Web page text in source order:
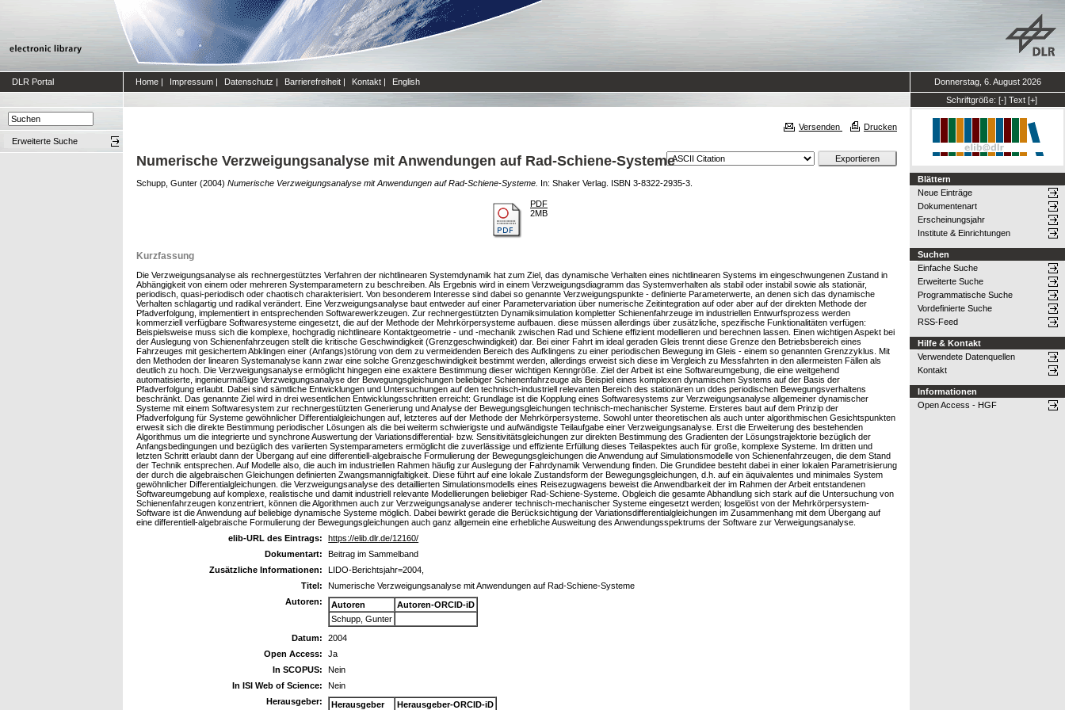
DLR Portal Home | Impressum | Datenschutz | Barrierefreiheit | Kontakt | English
Donnerstag, 6. August 2026
Schriftgröße: [-] Text [+]
Erweiterte Suche
Versenden Drucken
Numerische Verzweigungsanalyse mit Anwendungen auf Rad-Schiene-Systeme
Schupp, Gunter (2004) Numerische Verzweigungsanalyse mit Anwendungen auf Rad-Schiene-Systeme. In: Shaker Verlag. ISBN 3-8322-2935-3.
PDF
2MB
Kurzfassung
Die Verzweigungsanalyse als rechnergestütztes Verfahren der nichtlinearen Systemdynamik hat zum Ziel, das dynamische Verhalten eines nichtlinearen Systems im eingeschwungenen Zustand in
Abhängigkeit von einem oder mehreren Systemparametern zu beschreiben. Als Ergebnis wird in einem Verzweigungsdiagramm das Systemverhalten als stabil oder instabil sowie als stationär,
periodisch, quasi-periodisch oder chaotisch charakterisiert. Von besonderem Interesse sind dabei so genannte Verzweigungspunkte - definierte Parameterwerte, an denen sich das dynamische
Verhalten schlagartig und radikal verändert. Eine Verzweigungsanalyse baut entweder auf einer Parametervariation über numerische Zeitintegration auf oder aber auf der direkten Methode der
Pfadverfolgung, implementiert in entsprechenden Softwarewerkzeugen. Zur rechnergestützten Dynamiksimulation kompletter Schienenfahrzeuge im industriellen Entwurfsprozess werden
kommerziell verfügbare Softwaresysteme eingesetzt, die auf der Methode der Mehrkörpersysteme aufbauen. diese müssen allerdings über zusätzliche, spezifische Funktionalitäten verfügen:
Beispielsweise muss sich die komplexe, hochgradig nichtlineare Kontaktgeometrie - und -mechanik zwischen Rad und Schiene effizient modellieren und berechnen lassen. Einen wichtigen Aspekt bei
der Auslegung von Schienenfahrzeugen stellt die kritische Geschwindigkeit (Grenzgeschwindigkeit) dar. Bei einer Fahrt im ideal geraden Gleis trennt diese Grenze den Betriebsbereich eines
Fahrzeuges mit gesichertem Abklingen einer (Anfangs)störung von dem zu vermeidenden Bereich des Aufklingens zu einer periodischen Bewegung im Gleis - einem so genannten Grenzzyklus. Mit
den Methoden der linearen Systemanalyse kann zwar eine solche Grenzgeschwindigkeit bestimmt werden, allerdings erweist sich diese im Vergleich zu Messfahrten in den allermeisten Fällen als
deutlich zu hoch. Die Verzweigungsanalyse ermöglicht hingegen eine exaktere Bestimmung dieser wichtigen Kenngröße. Ziel der Arbeit ist eine Softwareumgebung, die eine weitgehend
automatisierte, ingenieurmäßige Verzweigungsanalyse der Bewegungsgleichungen beliebiger Schienenfahrzeuge als Beispiel eines komplexen dynamischen Systems auf der Basis der
Pfadverfolgung erlaubt. Dabei sind sämtliche Entwicklungen und Untersuchungen auf den technisch-industriell relevanten Bereich des stationären un ddes periodischen Bewegungsverhaltens
beschränkt. Das genannte Ziel wird in drei wesentlichen Entwicklungsschritten erreicht: Grundlage ist die Kopplung eines Softwaresystems zur Verzweigungsanalyse allgemeiner dynamischer
Systeme mit einem Softwaresystem zur rechnergestützten Generierung und Analyse der Bewegungsgleichungen technisch-mechanischer Systeme. Ersteres baut auf dem Prinzip der
Pfadverfolgung für Systeme gewöhnlicher Differentialgleichungen auf, letzteres auf der Methode der Mehrkörpersysteme. Sowohl unter theoretischen als auch unter algorithmischen Gesichtspunkten
erwesit sich die direkte Bestimmung periodischer Lösungen als die bei weiterm schwierigste und aufwändigste Teilaufgabe einer Verzweigungsanalyse. Erst die Erweiterung des bestehenden
Algorithmus um die integrierte und synchrone Auswertung der Variationsdifferential- bzw. Sensitivitätsgleichungen zur direkten Bestimmung des Gradienten der Lösungstrajektorie bezüglich der
Anfangsbedingungen und bezüglich des variierten Systemparameters ermöglicht die zuverlässige und effiziente Erfüllung dieses Teilaspektes auch für große, komplexe Systeme. Im dritten und
letzten Schritt erlaubt dann der Übergang auf eine differentiell-algebraische Formulierung der Bewegungsgleichungen die Anwendung auf Simulationsmodelle von Schienenfahrzeugen, die dem Stand
der Technik entsprechen. Auf Modelle also, die auch im industriellen Rahmen häufig zur Auslegung der Fahrdynamik Verwendung finden. Die Grundidee besteht dabei in einer lokalen Parametrisierung
der durch die algebraischen Gleichungen definierten Zwangsmannigfaltigkeit. Diese führt auf eine lokale Zustandsform der Bewegungsgleichungen, d.h. auf ein äquivalentes und minimales System
gewöhnlicher Differentialgleichungen. die Verzweigungsanalyse des detaillierten Simulationsmodells eines Reisezugwagens beweist die Anwendbarkeit der im Rahmen der Arbeit entstandenen
Softwareumgebung auf komplexe, realistische und damit industriell relevante Modellierungen beliebiger Rad-Schiene-Systeme. Obgleich die gesamte Abhandlung sich stark auf die Untersuchung von
Schienenfahrzeugen konzentriert, können die Algorithmen auch zur Verzweigungsanalyse anderer technisch-mechanischer Systeme eingesetzt werden; losgelöst von der Mehrkörpersystem-
Software ist die Anwendung auf beliebige dynamische Systeme möglich. Dabei bewirkt gerade die Berücksichtigung der Variationsdifferentialgleichungen im Zusammenhang mit dem Übergang auf
eine differentiell-algebraische Formulierung der Bewegungsgleichungen auch ganz allgemein eine erhebliche Ausweitung des Anwendungsspektrums der Software zur Verweigungsanalyse.
elib-URL des Eintrags:
https://elib.dlr.de/12160/
Dokumentart:
Beitrag im Sammelband
Zusätzliche Informationen:
LIDO-Berichtsjahr=2004,
Titel:
Numerische Verzweigungsanalyse mit Anwendungen auf Rad-Schiene-Systeme
Autoren:
Autoren
Autoren-ORCID-iD
Schupp, Gunter
Datum:
2004
Open Access:
Ja
In SCOPUS:
Nein
In ISI Web of Science:
Nein
Herausgeber:
Herausgeber Herausgeber-ORCID-iD
Blättern
Neue Einträge
Dokumentenart
Erscheinungsjahr
Institute & Einrichtungen
Suchen
Einfache Suche
Erweiterte Suche
Programmatische Suche
Vordefinierte Suche
RSS-Feed
Hilfe & Kontakt
Verwendete Datenquellen
Kontakt
Informationen
Open Access - HGF